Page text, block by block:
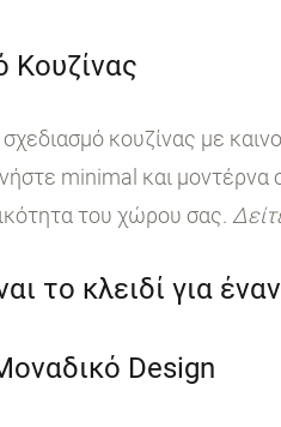
Κουζίνας
κουζίνας με
minimal και μοντέρνα
του χώρου σας.
το κλειδί για
Design